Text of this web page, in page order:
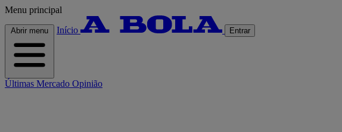
Menu principal
Abrir menu Início Entrar
Últimas Mercado Opinião